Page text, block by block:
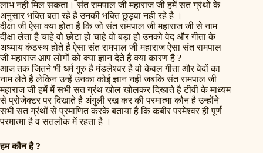
लाभ नही मिल सकता। संत रामपाल जी महाराज जी हमें सत ग्रंथों के
अनुसार भक्ति बता रहे है उनकी भक्ति छुड़वा नही रहे है ।
दीक्षा जी ऐसा क्या होता है कि जो संत रामपाल जी महाराज जी से नाम
दीक्षा लेता है चाहे वो छोटा हो चाहे वो बड़ा हो उनको वेद और गीता के
अध्याय कंठस्थ होते है ऐसा संत रामपाल जी महाराज ऐसा संत रामपाल
जी महाराज आप लोगों को क्या ज्ञान देते है क्या कारण है ?
आज तक जितने भी धर्म गुरु है मंडलेश्वर है वो केवल गीता और वेदों का
नाम लेते है लेकिन उन्हें उनका कोई ज्ञान नहीं जबकि संत रामपाल जी
महाराज जी हमें में सभी सत ग्रंथ खोल खोलकर दिखाते है टीवी के माध्यम
से प्रोजेक्टर पर दिखाते है अंगुली रख कर की परमात्मा कौन है उन्होंने
सभी सत ग्रंथों से प्रमाणित करके बताया है कि कबीर परमेश्वर ही पूर्ण
परमात्मा है व सतलोक में रहता है ।
हम कौन है ?